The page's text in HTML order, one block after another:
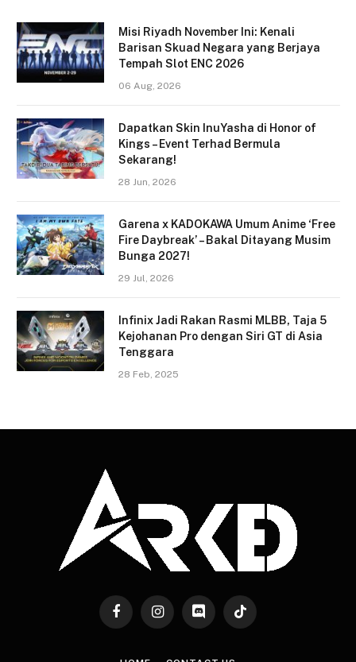
Misi Riyadh November Ini: Kenali
Barisan Skuad Negara yang Berjaya
Tempah Slot ENC 2026
06 Aug, 2026
Dapatkan Skin InuYasha di Honor of
Kings – Event Terhad Bermula
Sekarang!
28 Jun, 2026
Garena x KADOKAWA Umum Anime ‘Free
Fire Daybreak’ – Bakal Ditayang Musim
Bunga 2027!
29 Jul, 2026
Infinix Jadi Rakan Rasmi MLBB, Taja 5
Kejohanan Pro dengan Siri GT di Asia
Tenggara
28 Feb, 2025
FacebookInstagramDiscord TikTok